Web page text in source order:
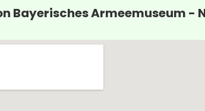
Bayerisches Armeemuseum -